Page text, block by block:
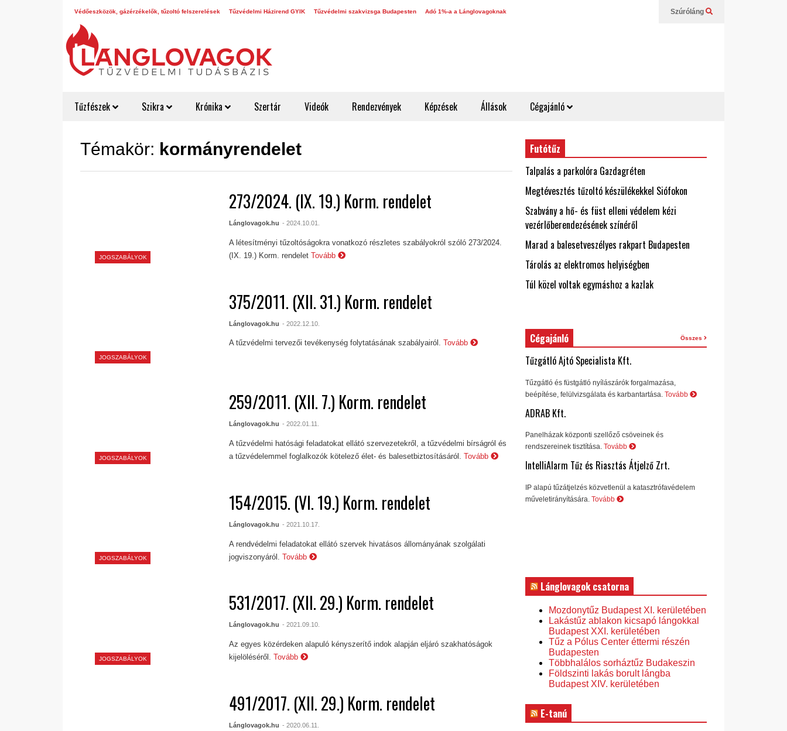
Védőeszközök, gázérzékelők, tűzoltó felszerelések Tűzvédelmi Házirend GYIK Tűzvédelmi szakvizsga Budapesten Adó 1%-a a Lánglovagoknak Szúróláng
Tűzfészek Szikra Krónika Szertár Videók Rendezvények Képzések Állások Cégajánló
Témakör: kormányrendelet
JOGSZABÁLYOK
273/2024. (IX. 19.) Korm. rendelet
Lánglovagok.hu - 2024.10.01.
A létesítményi tűzoltóságokra vonatkozó részletes szabályokról szóló 273/2024.
(IX. 19.) Korm. rendelet Tovább
JOGSZABÁLYOK
375/2011. (XII. 31.) Korm. rendelet
Lánglovagok.hu - 2022.12.10.
A tűzvédelmi tervezői tevékenység folytatásának szabályairól. Tovább
JOGSZABÁLYOK
259/2011. (XII. 7.) Korm. rendelet
Lánglovagok.hu - 2022.01.11.
A tűzvédelmi hatósági feladatokat ellátó szervezetekről, a tűzvédelmi bírságról és
a tűzvédelemmel foglalkozók kötelező élet- és balesetbiztosításáról. Tovább
JOGSZABÁLYOK
154/2015. (VI. 19.) Korm. rendelet
Lánglovagok.hu - 2021.10.17.
A rendvédelmi feladatokat ellátó szervek hivatásos állományának szolgálati
jogviszonyáról.
Tovább
JOGSZABÁLYOK
531/2017. (XII. 29.) Korm. rendelet
Lánglovagok.hu - 2021.09.10.
Az egyes közérdeken alapuló kényszerítő indok alapján eljáró szakhatóságok
kijelöléséről. Tovább
491/2017. (XII. 29.) Korm. rendelet
Lánglovagok.hu - 2020.06.11.
Futótűz
Talpalás a parkolóra Gazdagréten
Megtévesztés tűzoltó készülékekkel Siófokon
Szabvány a hő- és füst elleni védelem kézi
vezérlőberendezésének színéről
Marad a balesetveszélyes rakpart Budapesten
Tárolás az elektromos helyiségben
Túl közel voltak egymáshoz a kazlak
Cégajánló Összes
Tűzgátló Ajtó Specialista Kft.
Tűzgátló és füstgátló nyílászárók forgalmazása,
beépítése, felülvizsgálata és karbantartása. Tovább
ADRAB Kft.
Panelházak központi szellőző csöveinek és
rendszereinek tisztítása. Tovább
IntelliAlarm Tűz és Riasztás Átjelző Zrt.
IP alapú tűzátjelzés közvetlenül a katasztrófavédelem
műveletirányítására. Tovább
Lánglovagok csatorna
Mozdonytűz Budapest XI. kerületében
Lakástűz ablakon kicsapó lángokkal
Budapest XXI. kerületében
Tűz a Pólus Center éttermi részén
Budapesten
Többhalálos sorháztűz Budakeszin
Földszinti lakás borult lángba
Budapest XIV. kerületében
E-tanú